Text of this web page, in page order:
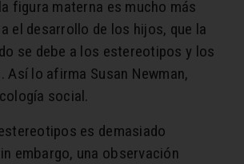
figura materna es mucho más
el desarrollo de los hijos, que la
se debe a los estereotipos y los
Así lo afirma Susan Newman,
social.
es demasiado
embargo, una observación